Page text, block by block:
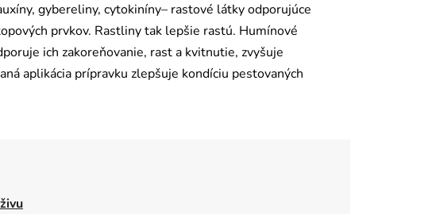
gybereliny, cytokiníny– rastové látky odporujúce
prvkov. Rastliny tak lepšie rastú. Humínové
ich zakoreňovanie, rast a kvitnutie, zvyšuje
aplikácia prípravku zlepšuje kondíciu pestovaných